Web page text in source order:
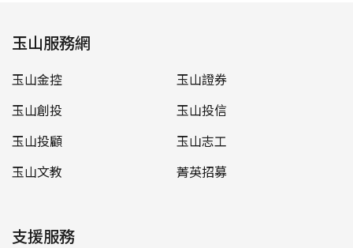
玉山服務網
玉山金控
玉山證券
玉山創投
玉山投信
玉山投顧
玉山志工
玉山文教
菁英招募
支援服務